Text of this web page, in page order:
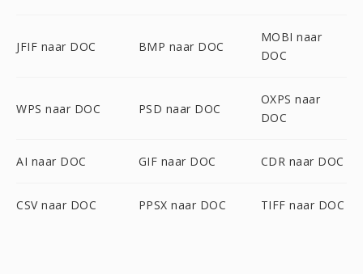
JFIF naar DOC BMP naar DOC
MOBI naar
DOC
WPS naar DOC PSD naar DOC
OXPS naar
DOC
AI naar DOC GIF naar DOC CDR naar DOC
CSV naar DOC PPSX naar DOC TIFF naar DOC